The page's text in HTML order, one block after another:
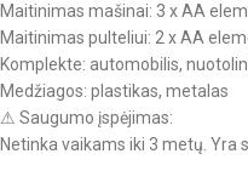
Maitinimas mašinai: 3 x AA
Maitinimas pulteliui: 2 x AA
Komplekte: automobilis,
Medžiagos: plastikas, metalas
⚠ Saugumo įspėjimas:
Netinka vaikams iki 3 metų. Yra